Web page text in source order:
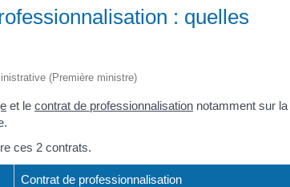
: quelles
(Première ministre)
et le contrat de professionnalisation notamment sur la
ces 2 contrats.
Contrat de professionnalisation